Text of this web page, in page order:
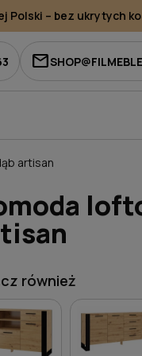
Polski – bez ukrytych
mail
artisan
również